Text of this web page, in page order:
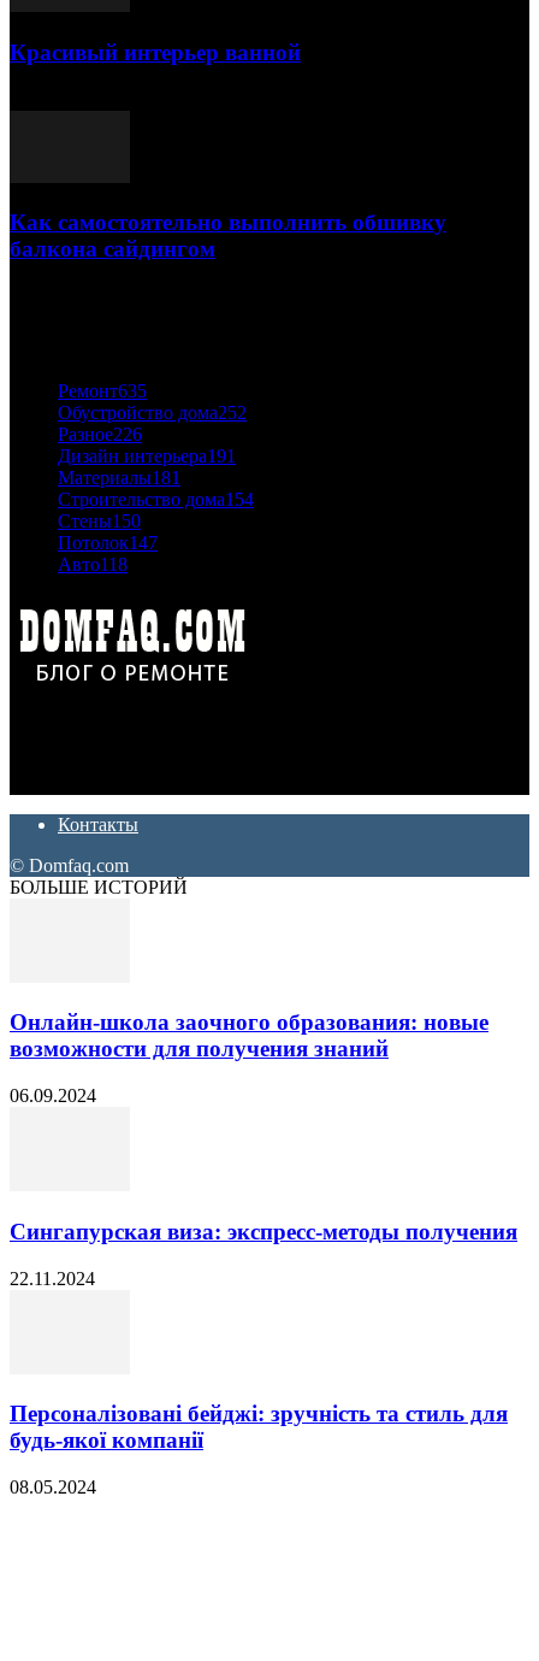
Красивый интерьер ванной
Как самостоятельно выполнить обшивку
балкона сайдингом
Ремонт635
Обустройство дома252
Разное226
Дизайн интерьера191
Материалы181
Строительство дома154
Стены150
Потолок147
Авто118
Контакты
© Domfaq.com
БОЛЬШЕ ИСТОРИЙ
Онлайн-школа заочного образования: новые
возможности для получения знаний
06.09.2024
Сингапурская виза: экспресс-методы получения
22.11.2024
Персоналізовані бейджі: зручність та стиль для
будь-якої компанії
08.05.2024